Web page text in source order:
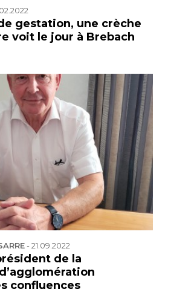
gestation, une crèche
voit le jour à Brebach
-21.09.2022
de la
confluences